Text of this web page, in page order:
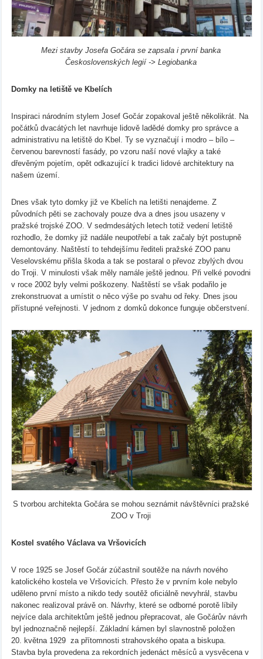
Mezi stavby Josefa Gočára se zapsala i první banka
Československých legií -> Legiobanka
Domky na letiště ve Kbelích
Inspiraci národním stylem Josef Gočár zopakoval ještě několikrát. Na
počátků dvacátých let navrhuje lidově ladědé domky pro správce a
administrativu na letiště do Kbel. Ty se vyznačují i modro – bílo –
červenou barevností fasády, po vzoru naší nové vlajky a také
dřevěným pojetím, opět odkazující k tradici lidové architektury na
našem území.
Dnes však tyto domky již ve Kbelích na letišti nenajdeme. Z
původních pěti se zachovaly pouze dva a dnes jsou usazeny v
pražské trojské ZOO. V sedmdesátých letech totiž vedení letiště
rozhodlo, že domky již nadále neupotřebí a tak začaly být postupně
demontovány. Naštěstí to tehdejšímu řediteli pražské ZOO panu
Veselovskému přišla škoda a tak se postaral o převoz zbylých dvou
do Troji. V minulosti však měly namále ještě jednou. Při velké povodni
v roce 2002 byly velmi poškozeny. Naštěstí se však podařilo je
zrekonstruovat a umístit o něco výše po svahu od řeky. Dnes jsou
přístupné veřejnosti. V jednom z domků dokonce funguje občerstvení.
S tvorbou architekta Gočára se mohou seznámit návštěvníci pražské
ZOO v Troji
Kostel svatého Václava va Vršovicích
V roce 1925 se Josef Gočár zúčastnil soutěže na návrh nového
katolického kostela ve Vršovicích. Přesto že v prvním kole nebylo
uděleno první místo a nikdo tedy soutěž oficiálně nevyhrál, stavbu
nakonec realizoval právě on. Návrhy, které se odborné porotě líbily
nejvíce dala architektům ještě jednou přepracovat, ale Gočárův návrh
byl jednoznačně nejlepší. Základní kámen byl slavnostně položen
20. května 1929 za přítomnosti strahovského opata a biskupa.
Stavba byla provedena za rekordních jedenáct měsíců a vysvěcena v